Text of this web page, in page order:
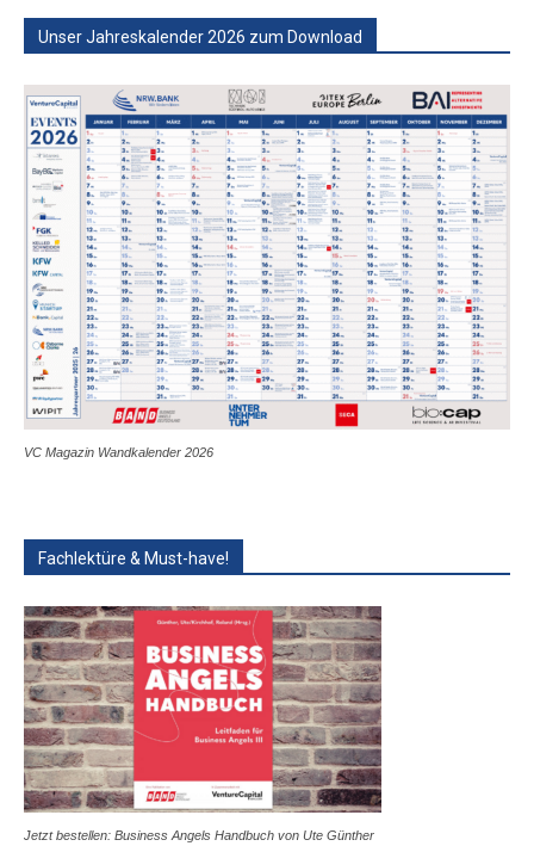
Unser Jahreskalender 2026 zum Download
VC Magazin Wandkalender 2026
Fachlektüre & Must-have!
Jetzt bestellen: Business Angels Handbuch von Ute Günther